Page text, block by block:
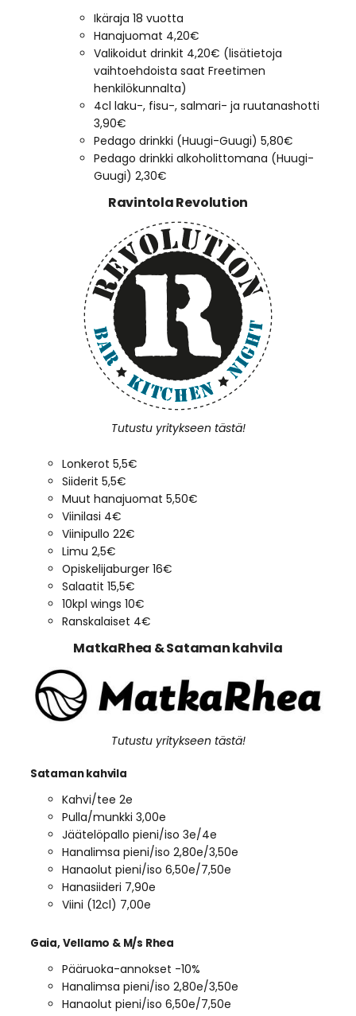
Ikäraja 18 vuotta
Hanajuomat 4,20€
Valikoidut drinkit 4,20€ (lisätietoja
vaihtoehdoista saat Freetimen
henkilökunnalta)
4cl laku-, fisu-, salmari- ja ruutanashotti
3,90€
Pedago drinkki (Huugi-Guugi) 5,80€
Pedago drinkki alkoholittomana (Huugi-
Guugi) 2,30€
Ravintola Revolution
Tutustu yritykseen tästä!
Lonkerot 5,5€
Siiderit 5,5€
Muut hanajuomat 5,50€
Viinilasi 4€
Viinipullo 22€
Limu 2,5€
Opiskelijaburger 16€
Salaatit 15,5€
10kpl wings 10€
Ranskalaiset 4€
MatkaRhea & Sataman kahvila
Tutustu yritykseen tästä!
Sataman kahvila
Kahvi/tee 2e
Pulla/munkki 3,00e
Jäätelöpallo pieni/iso 3e/4e
Hanalimsa pieni/iso 2,80e/3,50e
Hanaolut pieni/iso 6,50e/7,50e
Hanasiideri 7,90e
Viini (12cl) 7,00e
Gaia, Vellamo & M/s Rhea
Pääruoka-annokset -10%
Hanalimsa pieni/iso 2,80e/3,50e
Hanaolut pieni/iso 6,50e/7,50e